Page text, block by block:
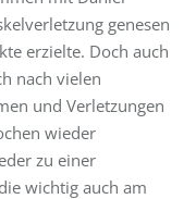
genesen
erzielte. Doch auch
nach vielen
und Verletzungen
wieder
zu einer
wichtig auch am